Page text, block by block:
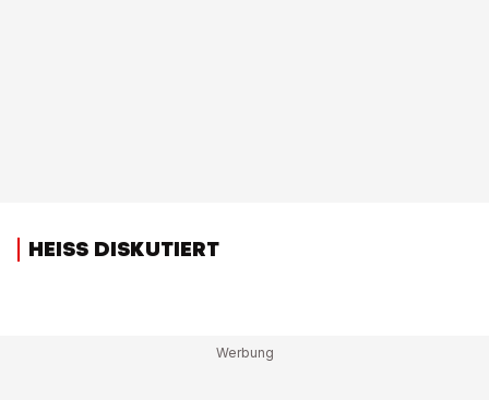
HEISS DISKUTIERT